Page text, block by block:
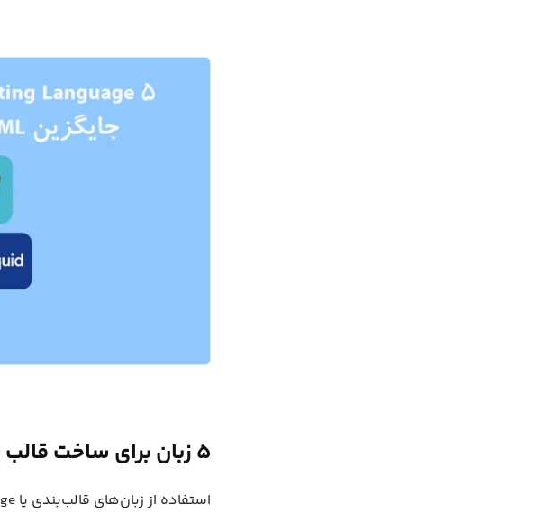
۵ زبان برای ساخت قالب به جای HTML